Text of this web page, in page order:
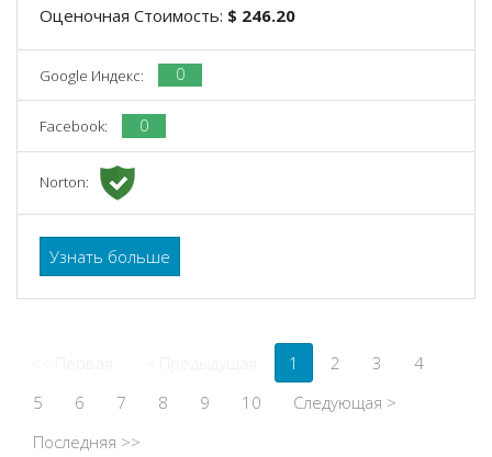
Оценочная Стоимость: $ 246.20
Google Индекс: 0
Facebook: 0
Norton:
Узнать больше
1 2 3
4
5
6 7 8 9 10
Следующая >
Последняя >>